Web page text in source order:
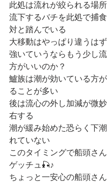
此処は流れが絞られる場所
流下するバチを此処で捕
対と踏んでいる
大移動はやっぱり違うはず
強いていうならもう少し
方がいいのか？
鱸族は潮が効いている方
ることが多い
後は流心の外し加減が微
右する
潮が緩み始めた恐らく下
れていない
このタイミングで船頭さ
ゲッチュ🎣♪
ちょっと一安心の船頭さん